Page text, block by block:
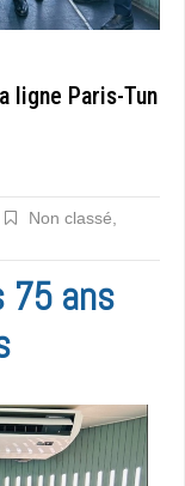
ligne Paris-Tun
Non classé
75 ans